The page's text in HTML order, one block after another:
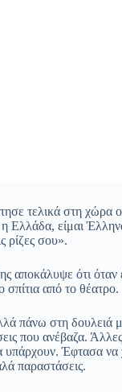
τελικά στη χώρα ο
Ελλάδα, είμαι
ρίζες σου».
αποκάλυψε ότι όταν
σπίτια από το θέατρο.
πάνω στη δουλειά
που ανέβαζα.
υπάρχουν. Έφτασα
παραστάσεις.